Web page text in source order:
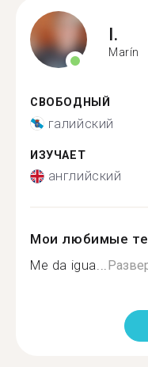
I.
Marín
СВОБОДНЫЙ
галийский
ИЗУЧАЕТ
английский
Мои любимые
Me da igua...